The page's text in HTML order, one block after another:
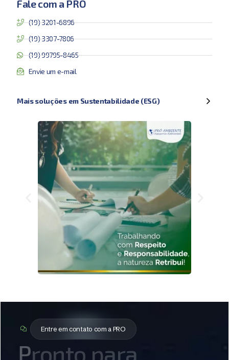
Fale com a PRO
(19) 3201-6896
(19) 3307-7806
(19) 99795-8465
Envie um e-mail
Mais soluções em Sustentabilidade (ESG)
Entre em contato com a PRO
Pronto para